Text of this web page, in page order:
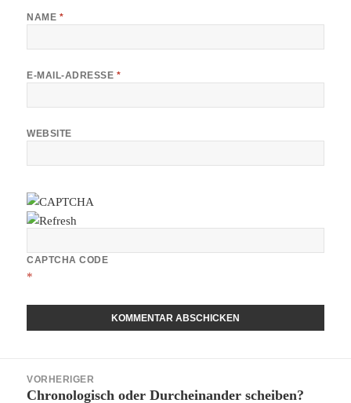
NAME *
E-MAIL-ADRESSE *
WEBSITE
CAPTCHA CODE
*
VORHERIGER
Vorheriger
Chronologisch oder Durcheinander scheiben?